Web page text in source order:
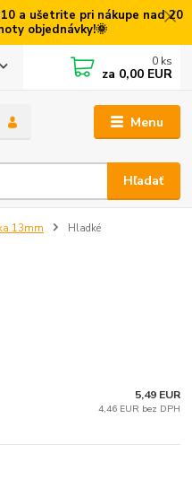
a ušetrite pri nákupe nad 20
objednávky!🌞
Menu
Hľadať
0 ks
za 0,00 EUR
13mm Hladké
5,49 EUR
4,46 EUR bez DPH